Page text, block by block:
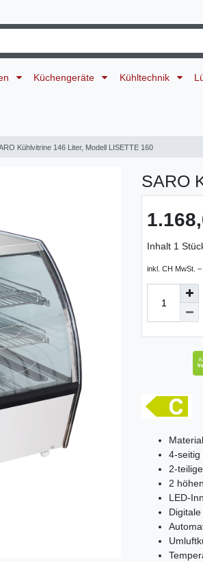
Küchengeräte Kühltechnik
Kühlvitrine 146 Liter, Modell LISETTE 160
SARO
Inhalt 1
inkl. CH MwSt.
4-seitig
2-
2
LED-